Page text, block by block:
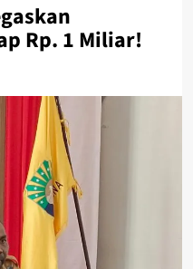
Rp. 1 Miliar!